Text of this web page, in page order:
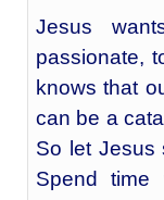
Jesus
passionate,
knows that
can be a
So let Jesus
Spend